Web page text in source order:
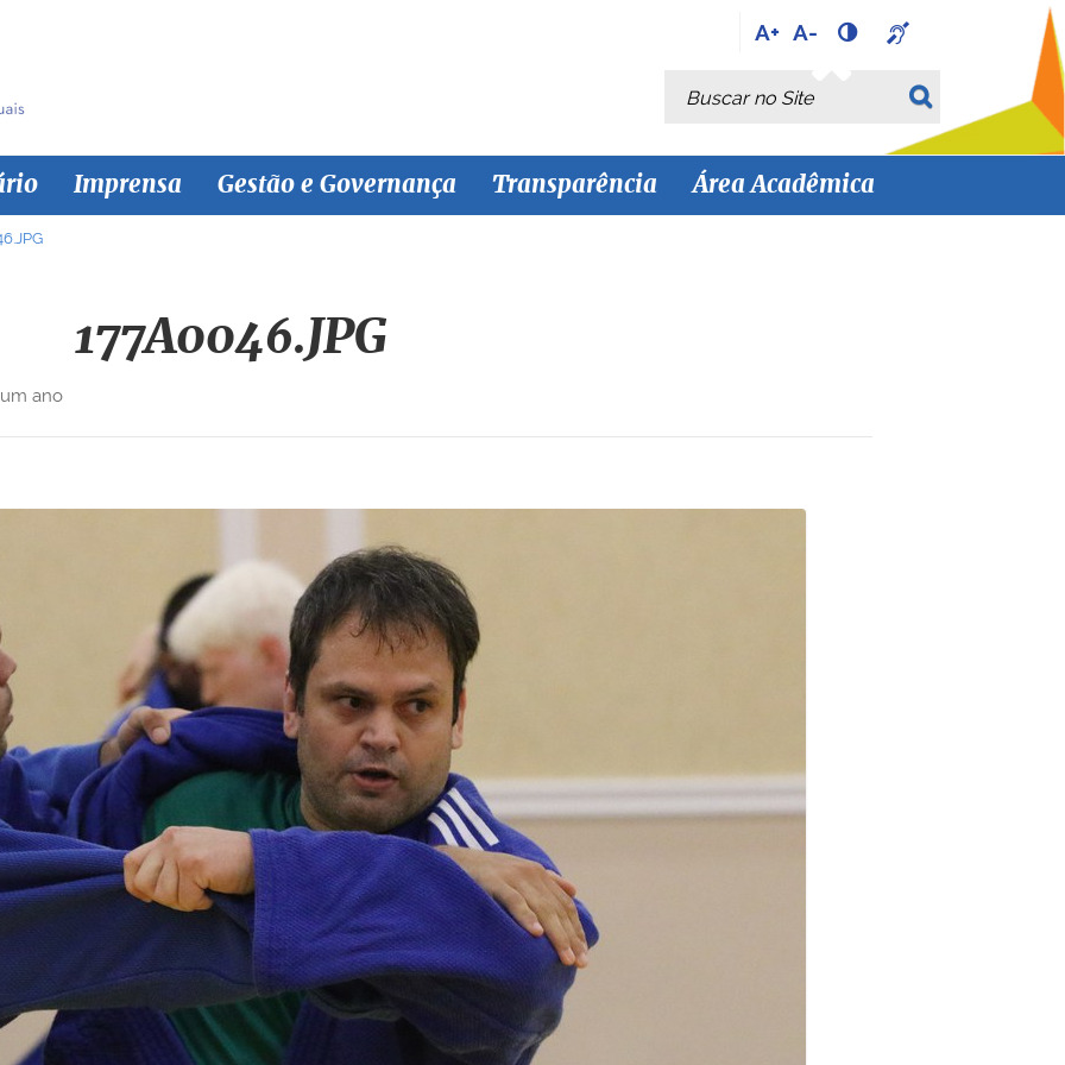
A+ A-
Busca
Busca Avançada…
Imprensa Gestão e Governança Transparência Área Acadêmica
177A0046.JPG
ano